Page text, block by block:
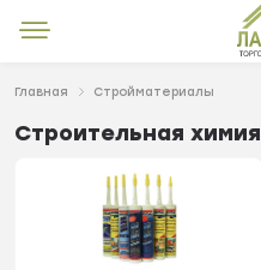
Главная Стройматериалы
Строительная химия